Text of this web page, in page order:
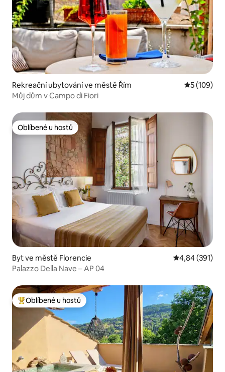
Rekreační ubytování ve městě Řím Průměrné
5 (109)
Můj dům v Campo di Fiori
Oblíbené u hostů
Oblíbené u hostů
Byt ve městě Florencie Průměrné
4,84 (391)
Palazzo Della Nave – AP 04
Nejlepší v kategorii Oblíbené u hostů
Oblíbené u hostů